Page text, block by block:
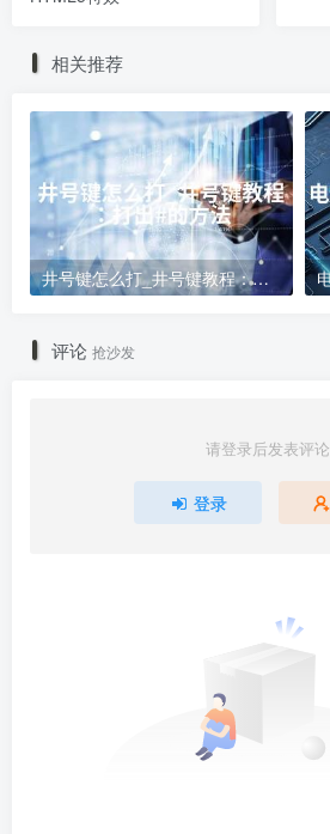
相关推荐
井号键怎么打_井号键教程：打出#的方法
评论 抢沙发
请登录后发表评论
登录